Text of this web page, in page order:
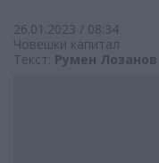
26.01.2023 / 08:34
Човешки капитал
Текст: Румен Лозанов